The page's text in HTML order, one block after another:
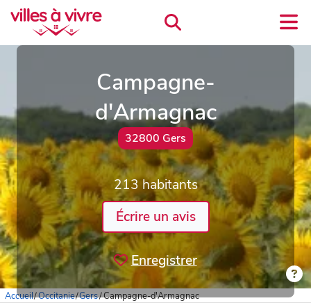
Campagne-
d'Armagnac
32800 Gers
213 habitants
Écrire un avis
Enregistrer
Accueil/Occitanie/Gers/Campagne-d'Armagnac